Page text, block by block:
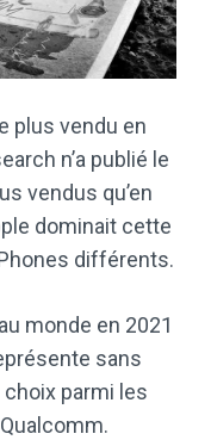
plus vendu en
n’a publié le
vendus qu’en
dominait cette
différents.
monde en 2021
sans
choix parmi les